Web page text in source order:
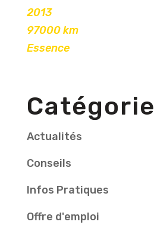
2013
97000 km
Essence
Catégorie
Actualités
Conseils
Infos Pratiques
Offre d'emploi